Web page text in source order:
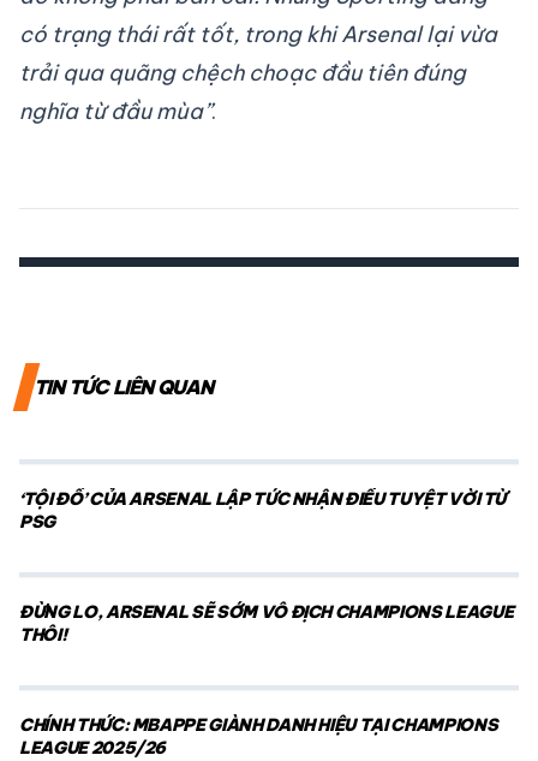
có trạng thái rất tốt, trong khi Arsenal lại vừa
trải qua quãng chệch choạc đầu tiên đúng
nghĩa từ đầu mùa”.
TIN TỨC LIÊN QUAN
‘TỘI ĐỒ’ CỦA ARSENAL LẬP TỨC NHẬN ĐIỀU TUYỆT VỜI TỪ
PSG
ĐỪNG LO, ARSENAL SẼ SỚM VÔ ĐỊCH CHAMPIONS LEAGUE
THÔI!
CHÍNH THỨC: MBAPPE GIÀNH DANH HIỆU TẠI CHAMPIONS
LEAGUE 2025/26